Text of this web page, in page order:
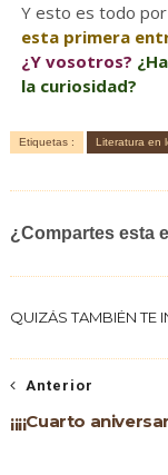
Y esto es todo por
esta primera
¿Y vosotros?
la curiosidad?
Etiquetas : Literatura en
¿Compartes esta
QUIZÁS TAMBIÉN TE
Anterior
¡¡¡¡Cuarto